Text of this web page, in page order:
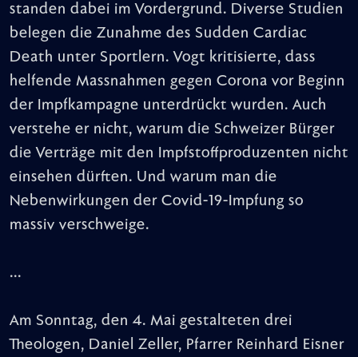
standen dabei im Vordergrund. Diverse Studien
belegen die Zunahme des Sudden Cardiac
Death unter Sportlern. Vogt kritisierte, dass
helfende Massnahmen gegen Corona vor Beginn
der Impfkampagne unterdrückt wurden. Auch
verstehe er nicht, warum die Schweizer Bürger
die Verträge mit den Impfstoffproduzenten nicht
einsehen dürften. Und warum man die
Nebenwirkungen der Covid-19-Impfung so
massiv verschweige.
...
Am Sonntag, den 4. Mai gestalteten drei
Theologen, Daniel Zeller, Pfarrer Reinhard Eisner